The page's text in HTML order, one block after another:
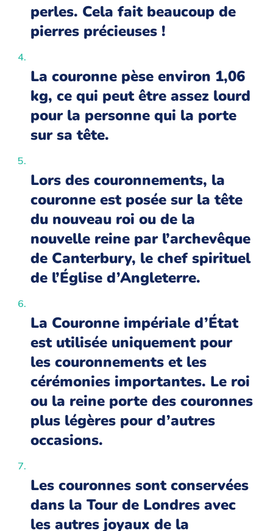
perles. Cela fait beaucoup de
pierres précieuses !
La couronne pèse environ 1,06
kg, ce qui peut être assez lourd
pour la personne qui la porte
sur sa tête.
Lors des couronnements, la
couronne est posée sur la tête
du nouveau roi ou de la
nouvelle reine par l’archevêque
de Canterbury, le chef spirituel
de l’Église d’Angleterre.
La Couronne impériale d’État
est utilisée uniquement pour
les couronnements et les
cérémonies importantes. Le roi
ou la reine porte des couronnes
plus légères pour d’autres
occasions.
Les couronnes sont conservées
dans la Tour de Londres avec
les autres joyaux de la